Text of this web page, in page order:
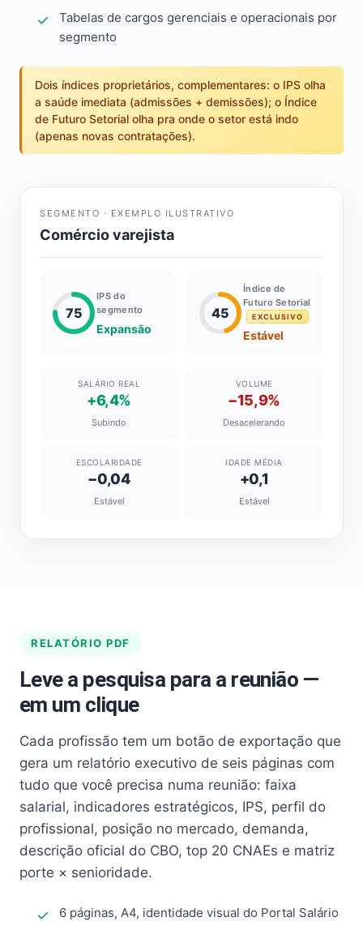
Tabelas de cargos gerenciais e operacionais por
segmento
Dois índices proprietários, complementares: o IPS olha
a saúde imediata (admissões + demissões); o Índice
de Futuro Setorial olha pra onde o setor está indo
(apenas novas contratações).
SEGMENTO · EXEMPLO ILUSTRATIVO
Comércio varejista
75
IPS do
segmento
Expansão
45
Índice de
Futuro Setorial
EXCLUSIVO
Estável
SALÁRIO REAL
+6,4%
Subindo
VOLUME
−15,9%
Desacelerando
ESCOLARIDADE
−0,04
Estável
IDADE MÉDIA
+0,1
Estável
RELATÓRIO PDF
Leve a pesquisa para a reunião —
em um clique
Cada profissão tem um botão de exportação que
gera um relatório executivo de seis páginas com
tudo que você precisa numa reunião: faixa
salarial, indicadores estratégicos, IPS, perfil do
profissional, posição no mercado, demanda,
descrição oficial do CBO, top 20 CNAEs e matriz
porte × senioridade.
6 páginas, A4, identidade visual do Portal Salário